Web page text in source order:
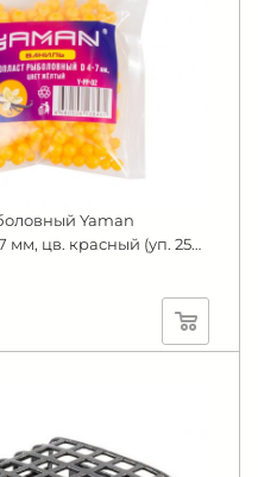
Yaman
мм, цв. красный (уп. 250